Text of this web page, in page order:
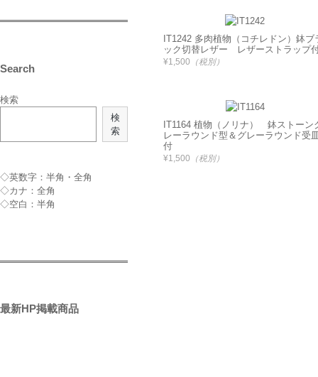
IT1242 多肉植物（コチレドン）鉢ブ
ック切替レザー レザーストラップ
¥1,500 （税別）
IT1164 植物（ノリナ） 鉢ストーン
レーラウンド型＆グレーラウンド受
付
¥1,500 （税別）
Search
検索
検
索
◇英数字：半角・全角
◇カナ：全角
◇空白：半角
最新HP掲載商品